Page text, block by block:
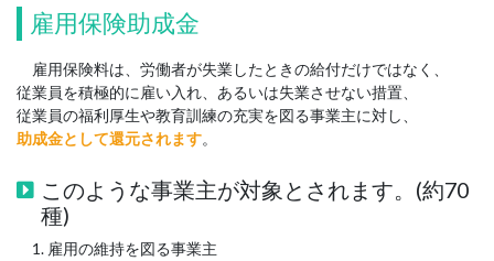
雇用保険助成金
雇用保険料は、労働者が失業したときの給付だけではなく、
従業員を積極的に雇い入れ、あるいは失業させない措置、
従業員の福利厚生や教育訓練の充実を図る事業主に対し、
助成金として還元されます。
このような事業主が対象とされます。(約70
種)
雇用の維持を図る事業主